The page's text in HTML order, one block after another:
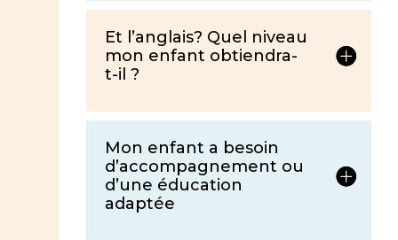
Et l’anglais? Quel niveau
mon enfant obtiendra-
t-il ?
Mon enfant a besoin
d’accompagnement ou
d’une éducation
adaptée